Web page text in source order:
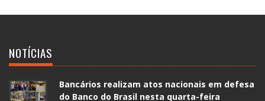
NOTÍCIAS
Bancários realizam atos nacionais em defesa
do Banco do Brasil nesta quarta-feira